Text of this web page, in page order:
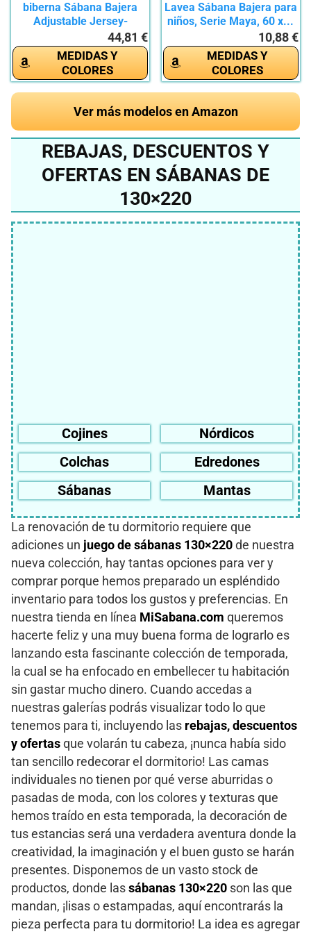
biberna Sábana Bajera
Adjustable Jersey-
44,81 €
MEDIDAS Y
COLORES
Lavea Sábana Bajera para
niños, Serie Maya, 60 x...
10,88 €
MEDIDAS Y
COLORES
Ver más modelos en Amazon
REBAJAS, DESCUENTOS Y
OFERTAS EN SÁBANAS DE
130×220
Cojines
Nórdicos
Colchas
Edredones
Sábanas
Mantas
La renovación de tu dormitorio requiere que
adiciones un juego de sábanas 130×220 de nuestra
nueva colección, hay tantas opciones para ver y
comprar porque hemos preparado un espléndido
inventario para todos los gustos y preferencias. En
nuestra tienda en línea MiSabana.com queremos
hacerte feliz y una muy buena forma de lograrlo es
lanzando esta fascinante colección de temporada,
la cual se ha enfocado en embellecer tu habitación
sin gastar mucho dinero. Cuando accedas a
nuestras galerías podrás visualizar todo lo que
tenemos para ti, incluyendo las rebajas, descuentos
y ofertas que volarán tu cabeza, ¡nunca había sido
tan sencillo redecorar el dormitorio! Las camas
individuales no tienen por qué verse aburridas o
pasadas de moda, con los colores y texturas que
hemos traído en esta temporada, la decoración de
tus estancias será una verdadera aventura donde la
creatividad, la imaginación y el buen gusto se harán
presentes. Disponemos de un vasto stock de
productos, donde las sábanas 130×220 son las que
mandan, ¡lisas o estampadas, aquí encontrarás la
pieza perfecta para tu dormitorio! La idea es agregar